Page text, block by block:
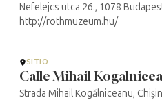
Nefelejcs utca 26., 1078
http://rothmuzeum.hu/
SITIO
Calle Mihail
Strada Mihail Kogălniceanu,